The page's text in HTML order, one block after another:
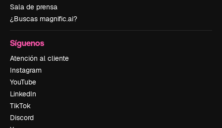
Sala de prensa
¿Buscas magnific.ai?
Síguenos
Atención al cliente
Instagram
YouTube
LinkedIn
TikTok
Discord